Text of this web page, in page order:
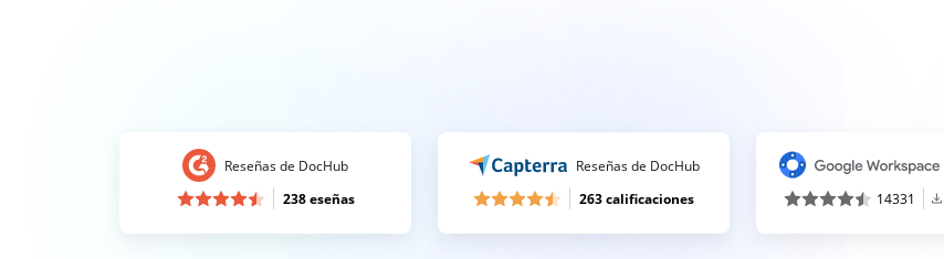
Reseñas de DocHub
238 eseñas
Reseñas de DocHub
263 calificaciones
14331